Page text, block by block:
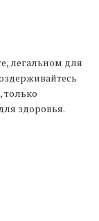
легальном для
только
здоровья.